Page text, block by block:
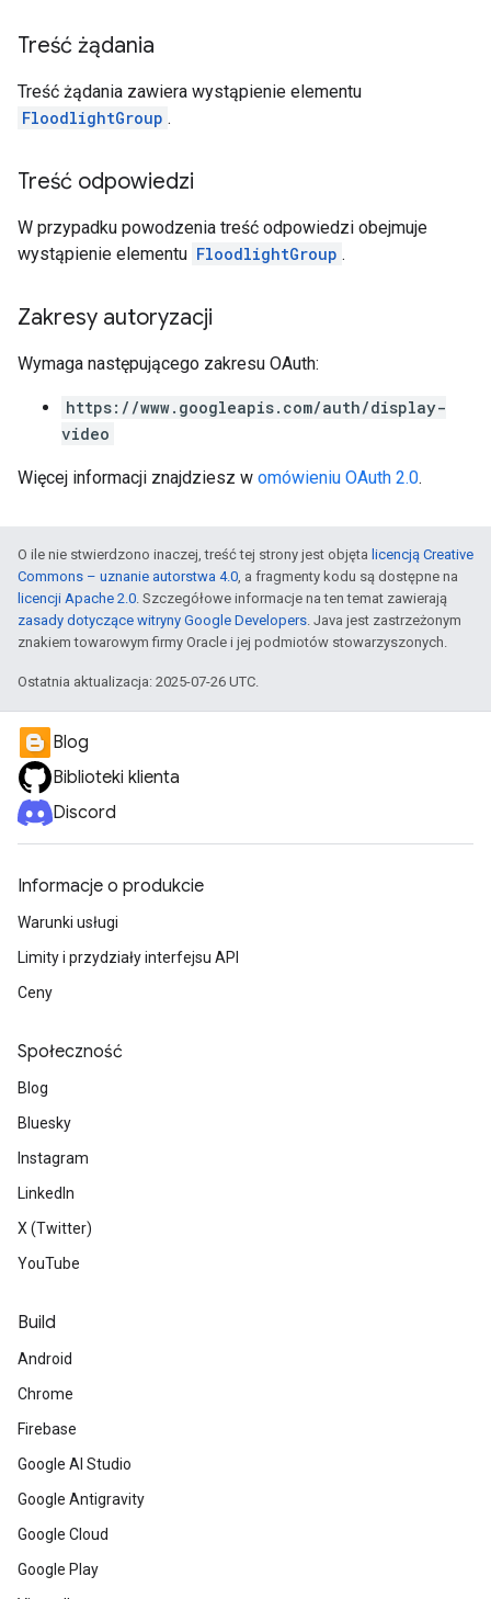
Treść żądania
Treść żądania zawiera wystąpienie elementu
FloodlightGroup .
Treść odpowiedzi
W przypadku powodzenia treść odpowiedzi obejmuje
wystąpienie elementu FloodlightGroup .
Zakresy autoryzacji
Wymaga następującego zakresu OAuth:
https://www.googleapis.com/auth/display-
video
Więcej informacji znajdziesz w omówieniu OAuth 2.0.
O ile nie stwierdzono inaczej, treść tej strony jest objęta licencją Creative
Commons – uznanie autorstwa 4.0, a fragmenty kodu są dostępne na
licencji Apache 2.0. Szczegółowe informacje na ten temat zawierają
zasady dotyczące witryny Google Developers. Java jest zastrzeżonym
znakiem towarowym firmy Oracle i jej podmiotów stowarzyszonych.
Ostatnia aktualizacja: 2025-07-26 UTC.
Blog
Biblioteki klienta
Discord
Informacje o produkcie
Warunki usługi
Limity i przydziały interfejsu API
Ceny
Społeczność
Blog
Bluesky
Instagram
LinkedIn
X (Twitter)
YouTube
Build
Android
Chrome
Firebase
Google AI Studio
Google Antigravity
Google Cloud
Google Play